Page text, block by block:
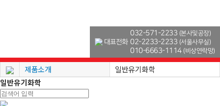
대표전화
032-571-2233 (본사및공장)
02-2233-2233 (서울사무실)
010-6663-1114 (비상연락망)
제품소개
일반유기화학
일반유기화학